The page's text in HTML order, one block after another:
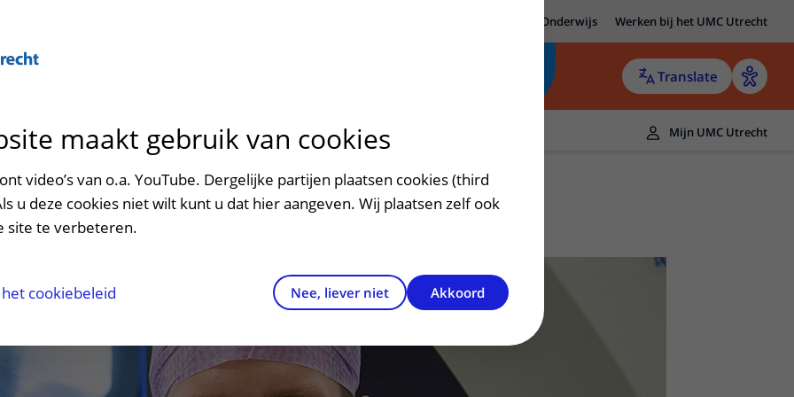
Onderwijs Werken bij het UMC Utrecht
Translate
patiëntportaal
het ziekenhuis
en voorzieningen
Contact en route
Contactgegevens
Contact met polikliniek
Verwijzers
Teleconsult aanvragen
Zorgverlenersportaal
Mijn UMC Utrecht
maakt gebruik van cookies
video’s van o.a. YouTube. Dergelijke partijen plaatsen cookies (third
u deze cookies niet wilt kunt u dat hier aangeven. Wij plaatsen zelf ook
site te verbeteren.
cookiebeleid Nee, liever niet Akkoord